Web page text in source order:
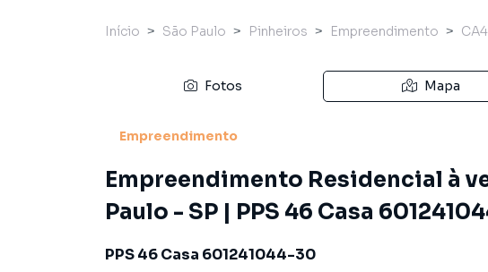
Início São Paulo Pinheiros Empreendimento
Fotos Mapa
Empreendimento
Empreendimento Residencial à
Paulo - SP | PPS 46 Casa
PPS 46 Casa 601241044-30